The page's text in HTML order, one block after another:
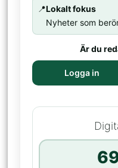
📍Lokalt fokus
Nyheter som
Är du
Logga in